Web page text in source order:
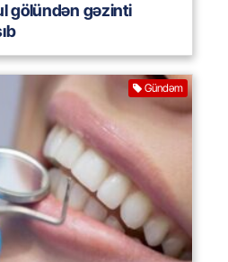
gölündən gəzinti
Gündəm